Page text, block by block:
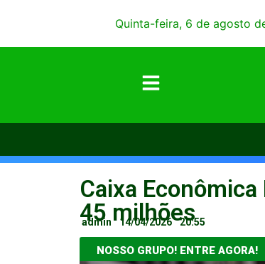
Quinta-feira, 6 de agosto
Caixa
45 milhões
admin 14/04/2026 20:55
NOSSO GRUPO! ENTRE AGORA!